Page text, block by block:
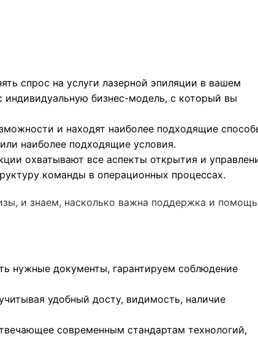
спрос на услуги лазерной эпиляции в вашем
индивидуальную бизнес-модель, с который вы
и находят наиболее подходящие
наиболее подходящие условия.
охватывают все аспекты открытия и
команды в операционных процессах.
и знаем, насколько важна поддержка и помощь
нужные документы, гарантируем соблюдение
удобный досту, видимость, наличие
современным стандартам технологий,